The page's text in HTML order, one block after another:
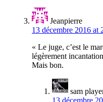
Jeanpierre
13 décembre 2016 at
« Le juge, c’est le
légèrement
Mais bon.
sam